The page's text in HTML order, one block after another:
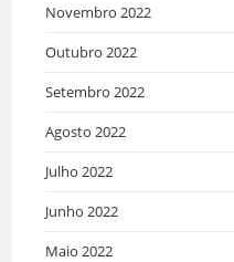
Novembro 2022
Outubro 2022
Setembro 2022
Agosto 2022
Julho 2022
Junho 2022
Maio 2022